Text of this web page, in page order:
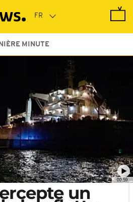
MINUTE
00:59
un